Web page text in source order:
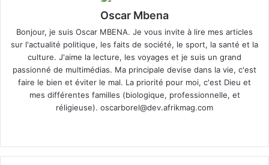
Oscar Mbena
Bonjour, je suis Oscar MBENA. Je vous invite à lire mes articles
sur l'actualité politique, les faits de société, le sport, la santé et la
culture. J'aime la lecture, les voyages et je suis un grand
passionné de multimédias. Ma principale devise dans la vie, c'est
faire le bien et éviter le mal. La priorité pour moi, c'est Dieu et
mes différentes familles (biologique, professionnelle, et
réligieuse). oscarborel@dev.afrikmag.com
te